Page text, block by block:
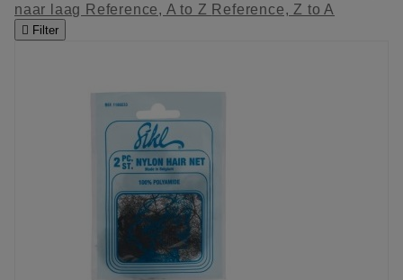
naar laag Reference, A to Z Reference, Z to A
 Filter